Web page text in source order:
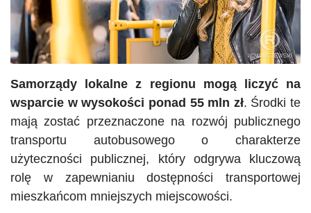
Samorządy lokalne z regionu mogą liczyć na
wsparcie w wysokości ponad 55 mln zł. Środki te
mają zostać przeznaczone na rozwój publicznego
transportu autobusowego o charakterze
użyteczności publicznej, który odgrywa kluczową
rolę w zapewnianiu dostępności transportowej
mieszkańcom mniejszych miejscowości.